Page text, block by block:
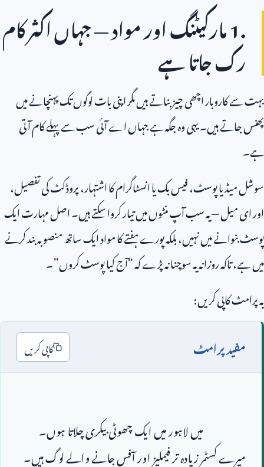
1.مارکیٹنگ اور مواد — جہاں اکثر کام
رک جاتا ہے
بہت سے کاروبار اچھی چیز بناتے ہیں مگر اپنی بات لوگوں تک پہنچانے میں
پھنس جاتے ہیں۔ یہی وہ جگہ ہے جہاں اے آئی سب سے پہلے کام آتی
ہے۔
سوشل میڈیا پوسٹ، فیس بک یا انسٹاگرام کا اشتہار، پروڈکٹ کی تفصیل،
اور ای میل — یہ سب آپ منٹوں میں تیار کروا سکتے ہیں۔ اصل مہارت ایک
پوسٹ بنوانے میں نہیں، بلکہ پورے ہفتے کا مواد ایک ساتھ منصوبہ بند کرنے
میں ہے، تاکہ روزانہ یہ سوچنا نہ پڑے کہ “آج کیا پوسٹ کروں”۔
یہ پرامٹ کاپی کریں:
مفید پرامٹ کاپی کریں